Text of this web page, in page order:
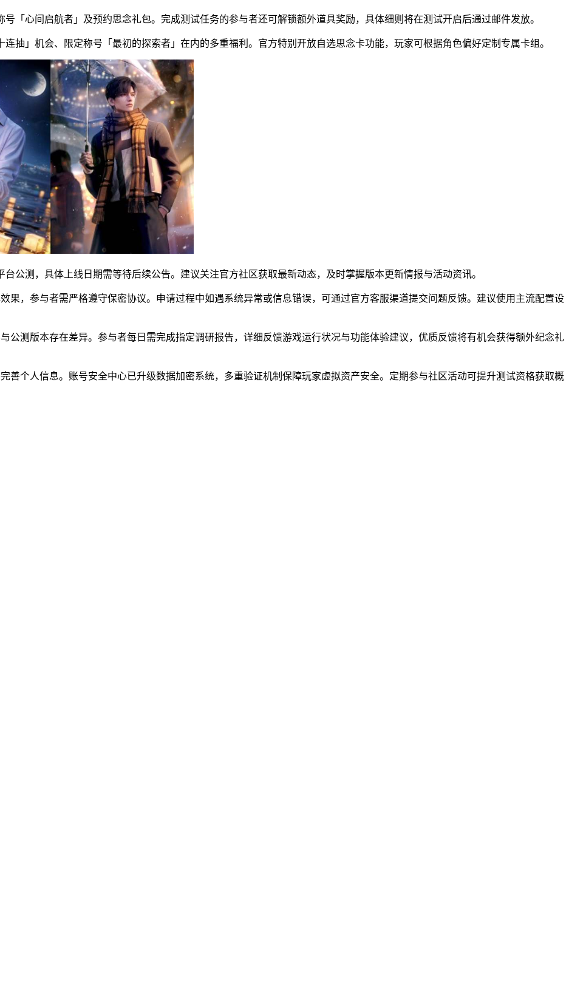
「心间启航者」及预约思念礼包。完成测试任务的参与者还可解锁额外道具奖励，具体细则将在测试开启后通过邮件发放。
抽」机会、限定称号「最初的探索者」在内的多重福利。官方特别开放自选思念卡功能，玩家可根据角色偏好定制专属卡组。
公测，具体上线日期需等待后续公告。建议关注官方社区获取最新动态，及时掌握版本更新情报与活动资讯。
果，参与者需严格遵守保密协议。申请过程中如遇系统异常或信息错误，可通过官方客服渠道提交问题反馈。建议使用主流配置设
公测版本存在差异。参与者每日需完成指定调研报告，详细反馈游戏运行状况与功能体验建议，优质反馈将有机会获得额外纪念礼
善个人信息。账号安全中心已升级数据加密系统，多重验证机制保障玩家虚拟资产安全。定期参与社区活动可提升测试资格获取概